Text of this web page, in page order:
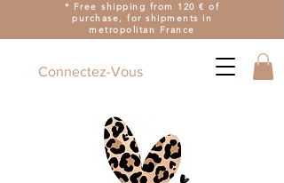
* Free shipping from 120 € of
purchase, for shipments in
metropolitan France
Connectez-Vous